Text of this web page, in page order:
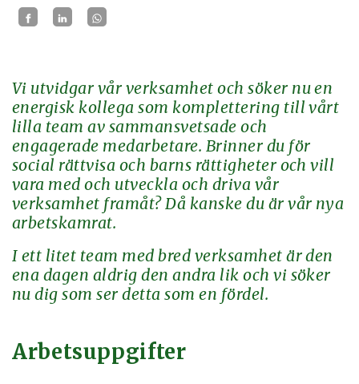
Vi utvidgar vår verksamhet och söker nu en
energisk kollega som komplettering till vårt
lilla team av sammansvetsade och
engagerade medarbetare. Brinner du för
social rättvisa och barns rättigheter och vill
vara med och utveckla och driva vår
verksamhet framåt? Då kanske du är vår nya
arbetskamrat.
I ett litet team med bred verksamhet är den
ena dagen aldrig den andra lik och vi söker
nu dig som ser detta som en fördel.
Arbetsuppgifter